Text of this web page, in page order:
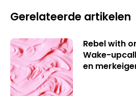
Gerelateerde artikelen
Rebel with
Wake-
en